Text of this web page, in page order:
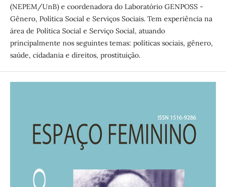
(NEPEM/UnB) e coordenadora do Laboratório GENPOSS -
Gênero, Política Social e Serviços Sociais. Tem experiência na
área de Política Social e Serviço Social, atuando
principalmente nos seguintes temas: políticas sociais, gênero,
saúde, cidadania e direitos, prostituição.